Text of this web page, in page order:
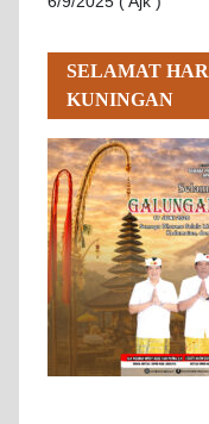
SELAMAT
KUNINGAN